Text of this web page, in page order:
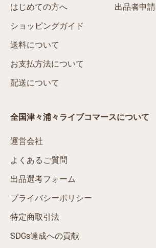
はじめての方へ
ショッピングガイド
送料について
お支払方法について
配送について
出品者申請
全国津々浦々ライブコマースについて
運営会社
よくあるご質問
出品選考フォーム
プライバシーポリシー
特定商取引法
SDGs達成への貢献